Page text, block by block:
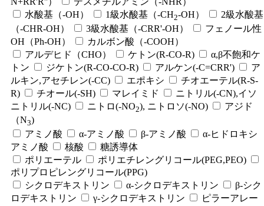
水酸基（-OH）
1級水酸基（-CH2-OH）
2級水酸基
（-CHR-OH）
3級水酸基（-CRR'-OH）
フェノール性
OH（Ph-OH）
カルボン酸（-COOH）
アルデヒド（CHO）
ケトン(R-CO-R)
α,β不飽和ケ
トン
ジケトン(R-CO-CO-R) アルケン(-C=CRR')
ア
ルキン,アセチレン(-CC)
エポキシ
チオエーテル(R-S-
R)
チオール(-SH) マレイミド
ニトリル(-CN),イソ
ニトリル(-NC)
ニトロ(-NO2), ニトロソ(-NO)
アジド
（N3)
アミノ酸
α-アミノ酸 β-アミノ酸
α-ヒドロキシ
アミノ酸
核酸
糖誘導体
ポリエーテル
ポリエチレングリコール(PEG,PEO)
ポリプロピレングリコール(PPG)
シクロデキストリン
α-シクロデキストリン
β-シク
ロデキストリン
γ-シクロデキストリン ピラーアレー